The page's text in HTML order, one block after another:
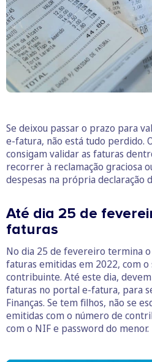
Se deixou passar o prazo para
e-fatura, não está tudo perdido.
consigam validar as faturas
recorrer à reclamação graciosa
despesas na própria declaração
Até dia 25 de
faturas
No dia 25 de fevereiro termina
faturas emitidas em 2022, com o
contribuinte. Até este dia,
faturas no portal e-fatura, para
Finanças. Se tem filhos, não se
emitidas com o número de
com o NIF e password do menor.